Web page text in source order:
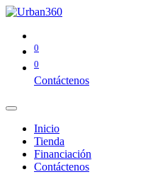
0
0
Contáctenos
Inicio
Tienda
Financiación
Contáctenos